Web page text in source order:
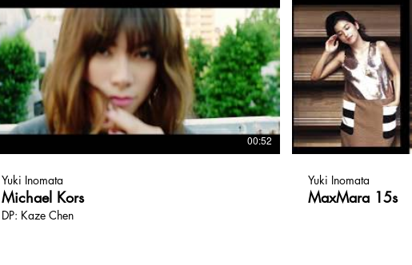
ャン ルブタン（CHRISTIAN LOUBOUTIN）、ジミー
チュウ（JIMMY CHOO）などの豪華なファッション
も必見。 Connect with Vogue Japan Online:
http://www.vogue.co.jp/ Follow Vogue Japan on
Facebook:
https://www.facebook.com/VOGUEJAPAN Follow
Vogue Japan on Twitter:
https://twitter.com/voguejp Follow Vogue Japan
Instagram: http://instagram.com/voguejapan
00:52
Yuki Inomata
Michael Kors
DP: Kaze Chen
Yuki Inomata
MaxMara 15s